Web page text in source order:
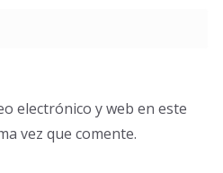
electrónico y web en este
vez que comente.